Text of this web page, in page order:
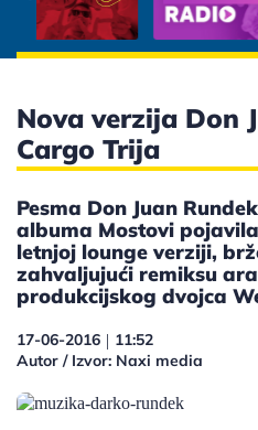
Nova verzija Don
Cargo Trija
Pesma Don Juan
albuma Mostovi
letnjoj lounge verziji,
zahvaljujući remiksu
produkcijskog dvojca
17-06-2016 | 11:52
Autor / Izvor: Naxi media